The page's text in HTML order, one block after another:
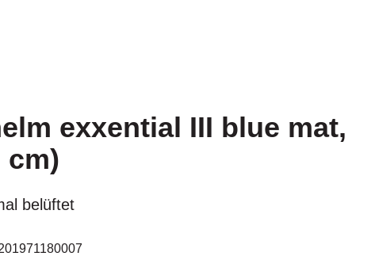
exxential III blue mat,
cm)
belüftet